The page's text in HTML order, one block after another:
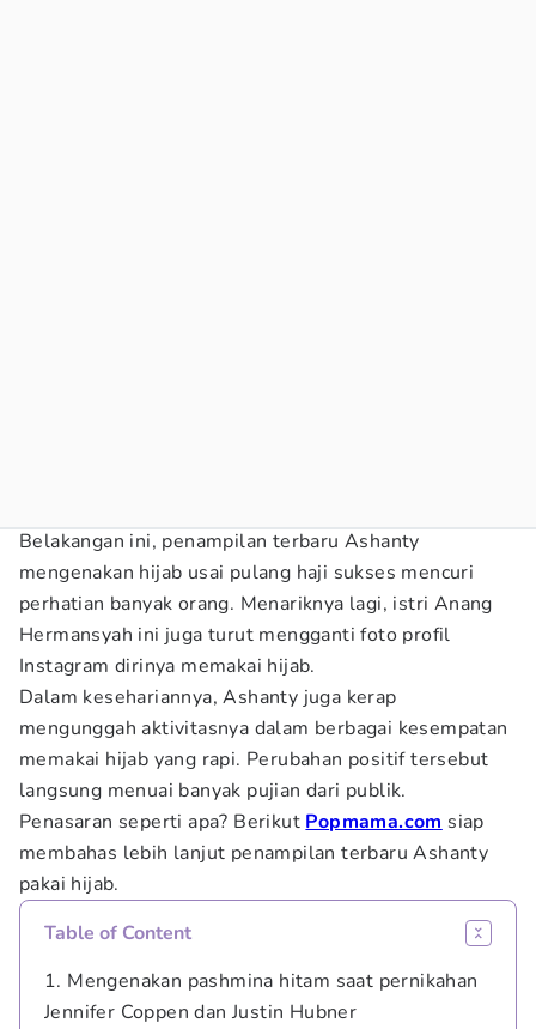
Belakangan ini, penampilan terbaru Ashanty
mengenakan hijab usai pulang haji sukses mencuri
perhatian banyak orang. Menariknya lagi, istri Anang
Hermansyah ini juga turut mengganti foto profil
Instagram dirinya memakai hijab.
Dalam kesehariannya, Ashanty juga kerap
mengunggah aktivitasnya dalam berbagai kesempatan
memakai hijab yang rapi. Perubahan positif tersebut
langsung menuai banyak pujian dari publik.
Penasaran seperti apa? Berikut Popmama.com siap
membahas lebih lanjut penampilan terbaru Ashanty
pakai hijab.
Table of Content
1. Mengenakan pashmina hitam saat pernikahan
Jennifer Coppen dan Justin Hubner